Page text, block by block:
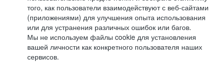
того, как пользователи взаимодействуют с веб-сайтами
(приложениями) для улучшения опыта использования
или для устранения различных ошибок или багов.
Мы не используем файлы cookie для установления
вашей личности как конкретного пользователя наших
сервисов.